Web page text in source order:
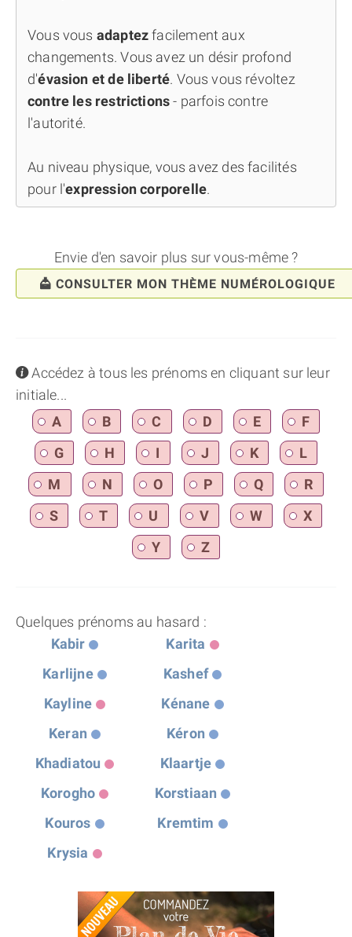
Vous vous adaptezfacilement aux
changements. Vous avez un désir profond
d'évasion et de liberté. Vous vous révoltez
contre les restrictions- parfois contre
l'autorité.
Au niveau physique, vous avez des facilités
pour l'expression corporelle.
Envie d'en savoir plus sur vous-même ?
CONSULTER MON THÈME NUMÉROLOGIQUE
infoAccédez à tous les prénoms en cliquant sur leur
initiale...
A
B C D E
F
G
H I J K
L
M
N O P Q
R
S
T U V W
X
Y
Z
Quelques prénoms au hasard :
Kabir
Karita
Karlijne
Kashef
Kayline
Kénane
Keran
Kéron
Khadiatou
Klaartje
Korogho
Korstiaan
Kouros
Kremtim
Krysia